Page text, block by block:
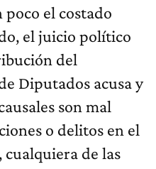
poco el costado
el juicio político
del
Diputados acusa y
son mal
o delitos en el
de las